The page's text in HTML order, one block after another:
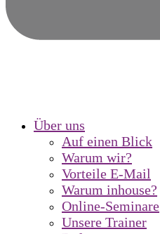
Über uns
Auf einen Blick
Warum wir?
Vorteile E-Mail
Warum inhouse?
Online-Seminare
Unsere Trainer